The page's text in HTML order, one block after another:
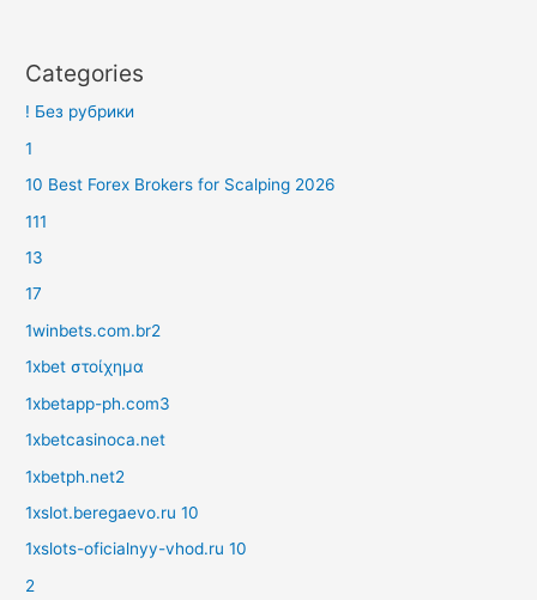
Categories
! Без рубрики
1
10 Best Forex Brokers for Scalping 2026
111
13
17
1winbets.com.br2
1xbet στοίχημα
1xbetapp-ph.com3
1xbetcasinoca.net
1xbetph.net2
1xslot.beregaevo.ru 10
1xslots-oficialnyy-vhod.ru 10
2